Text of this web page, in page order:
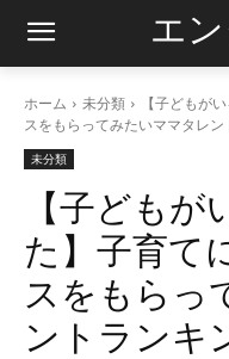
エ
ホーム 未分類
【子どもが
スをもらってみたいママタレン
未分類
【子ども
た】子育て
スをもらっ
ントランキ